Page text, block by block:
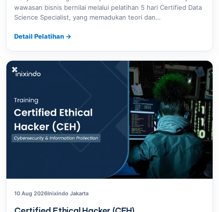
Pelajari cara mengubah kumpulan informasi mentah menjadi
wawasan bisnis bernilai melalui pelatihan 5 hari Certified Data
Science Specialist, yang memadukan teori dan…
Detail Pelatihan→